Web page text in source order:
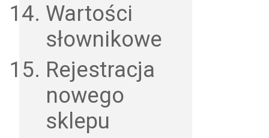
Wartości
słownikowe
Rejestracja
nowego
sklepu